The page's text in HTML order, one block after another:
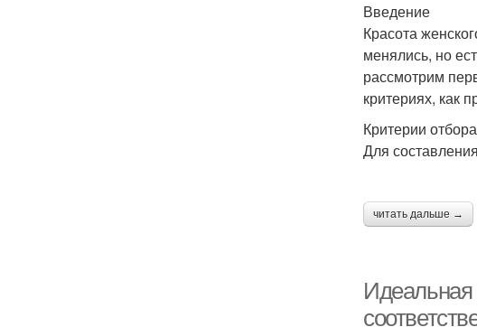
Введение
Красота
менялись, но
рассмотрим
критериях, как
Критерии отбора
Для
читать дальше →
Идеальная